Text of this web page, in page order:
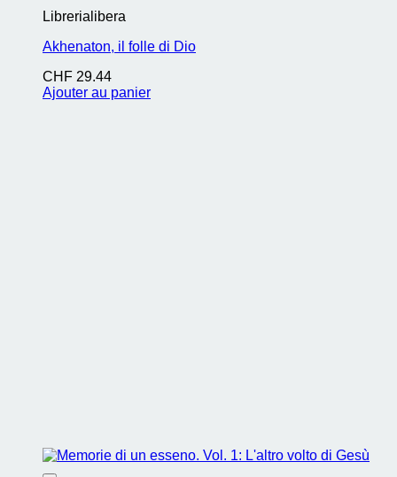
Librerialibera
Akhenaton, il folle di Dio
CHF 29.44
Ajouter au panier